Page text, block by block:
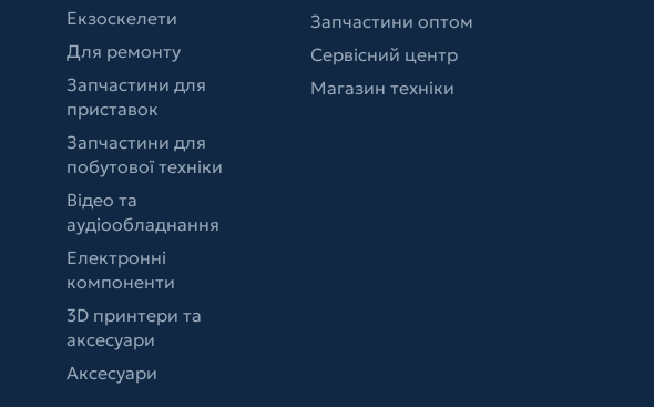
Екзоскелети
Для ремонту
Запчастини для
приставок
Запчастини для
побутової техніки
Відео та
аудіообладнання
Електронні
компоненти
3D принтери та
аксесуари
Аксесуари
Запчастини оптом
Сервісний центр
Магазин техніки